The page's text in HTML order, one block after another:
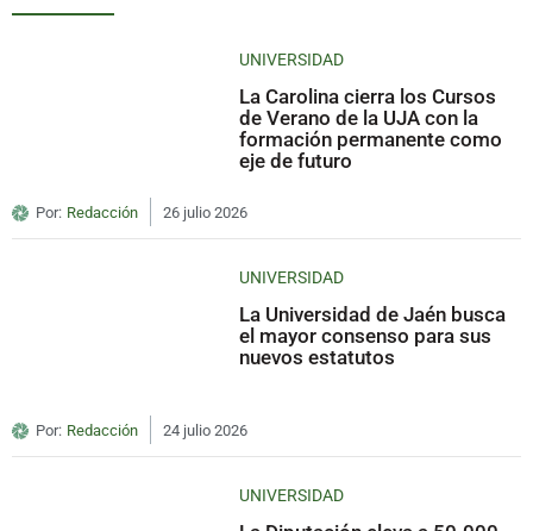
UNIVERSIDAD
La Carolina cierra los Cursos
de Verano de la UJA con la
formación permanente como
eje de futuro
Por: Redacción 26 julio 2026
UNIVERSIDAD
La Universidad de Jaén busca
el mayor consenso para sus
nuevos estatutos
Por: Redacción 24 julio 2026
UNIVERSIDAD